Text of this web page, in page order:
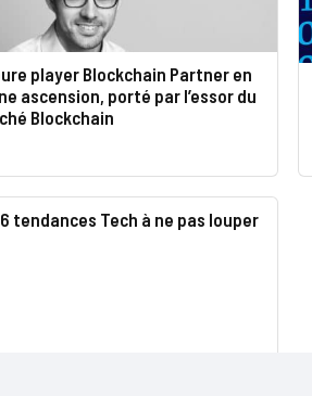
player Blockchain Partner en
ascension, porté par l’essor du
Blockchain
tendances Tech à ne pas louper